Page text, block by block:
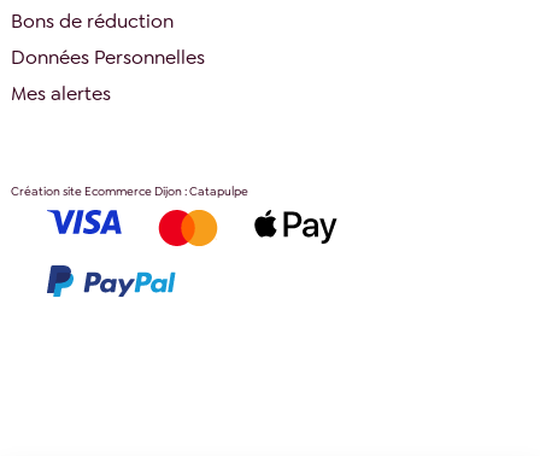
Bons de réduction
Données Personnelles
Mes alertes
Création site Ecommerce Dijon : Catapulpe